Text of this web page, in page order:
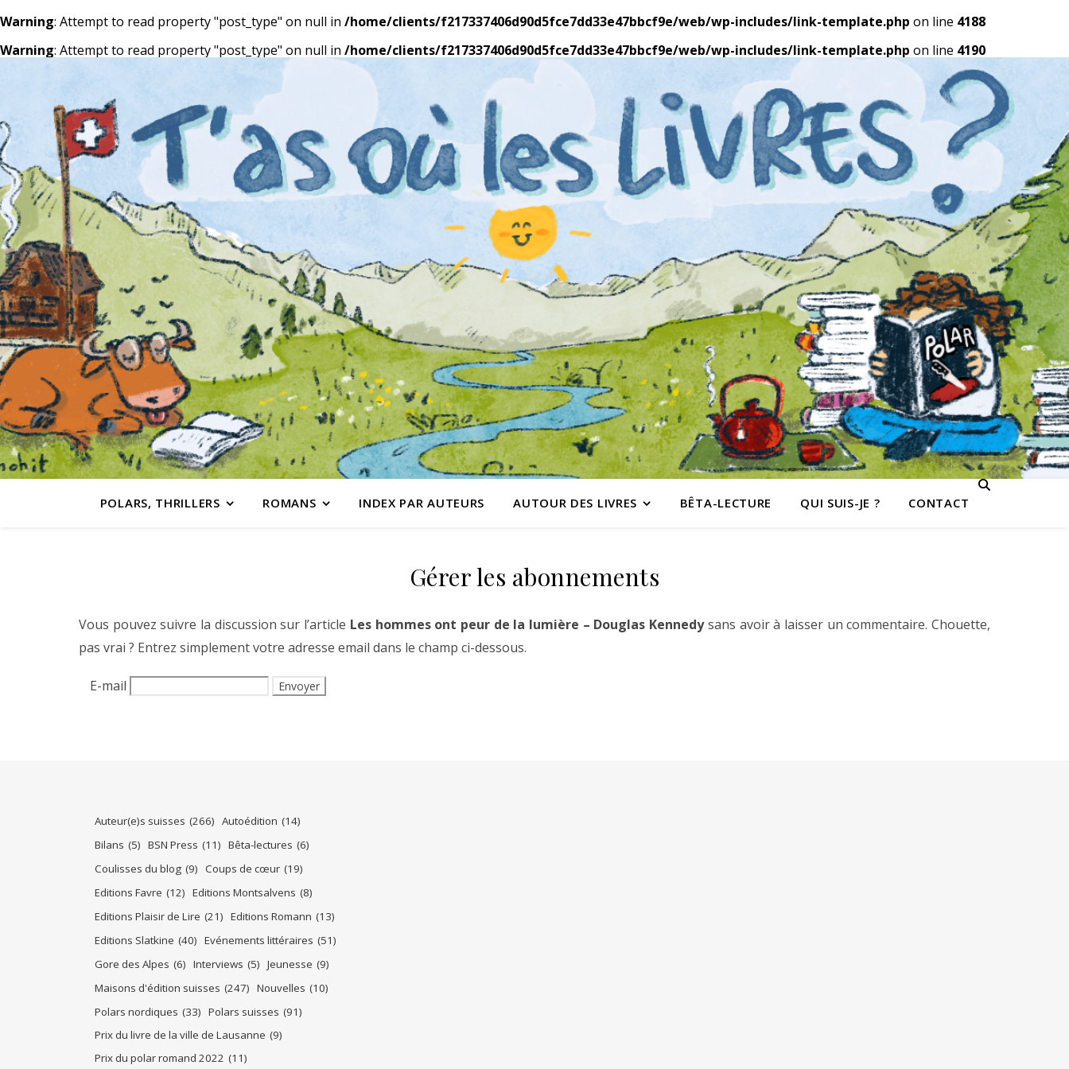
Warning: Attempt to read property "post_type" on null in /home/clients/f217337406d90d5fce7dd33e47bbcf9e/web/wp-includes/link-template.php on line 4188
Warning: Attempt to read property "post_type" on null in /home/clients/f217337406d90d5fce7dd33e47bbcf9e/web/wp-includes/link-template.php on line 4190
POLARS, THRILLERS ROMANS INDEX PAR AUTEURS AUTOUR DES LIVRES BÊTA-LECTURE QUI SUIS-JE ? CONTACT
Gérer les abonnements
Vous pouvez suivre la discussion sur l’article Les hommes ont peur de la lumière – Douglas Kennedysans avoir à laisser un commentaire. Chouette,
pas vrai ? Entrez simplement votre adresse email dans le champ ci-dessous.
E-mail
Auteur(e)s suisses (266) Autoédition (14)
Bilans (5) BSN Press (11) Bêta-lectures (6)
Coulisses du blog (9) Coups de cœur (19)
Editions Favre (12) Editions Montsalvens (8)
Editions Plaisir de Lire (21) Editions Romann (13)
Editions Slatkine (40) Evénements littéraires (51)
Gore des Alpes (6) Interviews (5) Jeunesse (9)
Maisons d'édition suisses (247) Nouvelles (10)
Polars nordiques (33) Polars suisses (91)
Prix du livre de la ville de Lausanne (9)
Prix du polar romand 2022 (11)